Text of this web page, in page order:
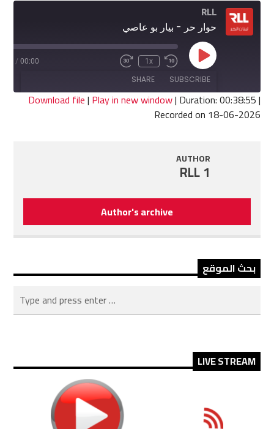
RLL
حوار حر - بيار بو عاصي
Play
Episode
Rewind
10
Seconds
1x
Fast
seconds
00:00
/
SUBSCRIBE
SHARE
SHARE
Download file| Play in new window| Duration: 00:38:55|
Recorded on 18-06-2026
AUTHOR
RLL 1
Author's archive
بحث الموقع
LIVE STREAM